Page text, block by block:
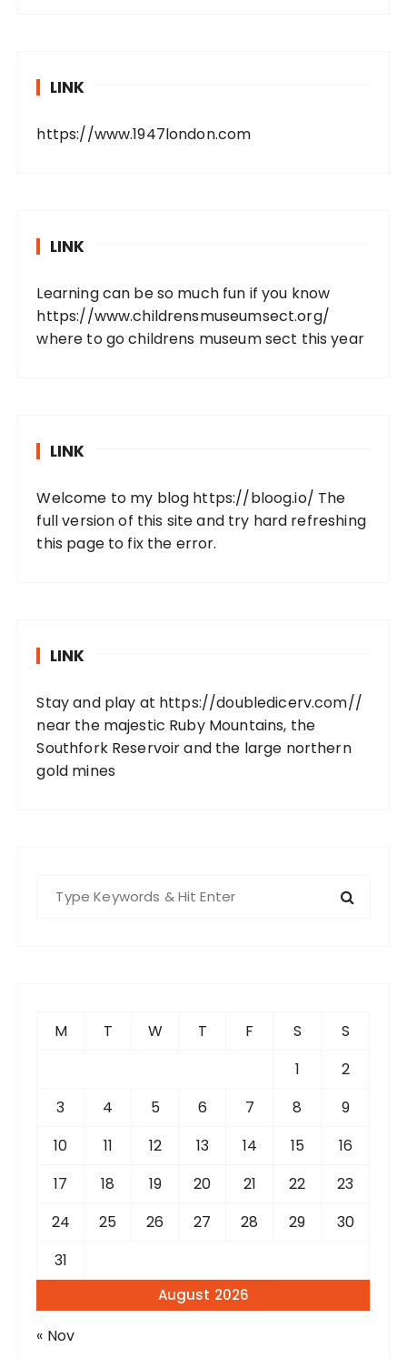
LINK
https://www.1947london.com
LINK
Learning can be so much fun if you know
https://www.childrensmuseumsect.org/
where to go childrens museum sect this year
LINK
Welcome to my blog https://bloog.io/ The
full version of this site and try hard refreshing
this page to fix the error.
LINK
Stay and play at https://doubledicerv.com//
near the majestic Ruby Mountains, the
Southfork Reservoir and the large northern
gold mines
August 2026
M T W T F S
S
1
2
3
4 5 6 7 8
9
10
11 12 13 14 15
16
17
18 19 20 21 22
23
24
25 26 27 28 29
30
31
« Nov